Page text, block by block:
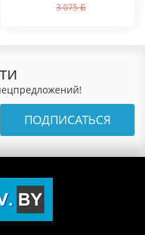
3 075
ПОДПИСАТЬСЯ